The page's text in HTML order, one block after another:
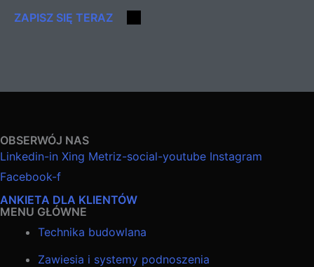
ZAPISZ SIĘ TERAZ
OBSERWÓJ NAS
Linkedin-in Xing Metriz-social-youtube Instagram
Facebook-f
ANKIETA DLA KLIENTÓW
MENU GŁÓWNE
Technika budowlana
Zawiesia i systemy podnoszenia